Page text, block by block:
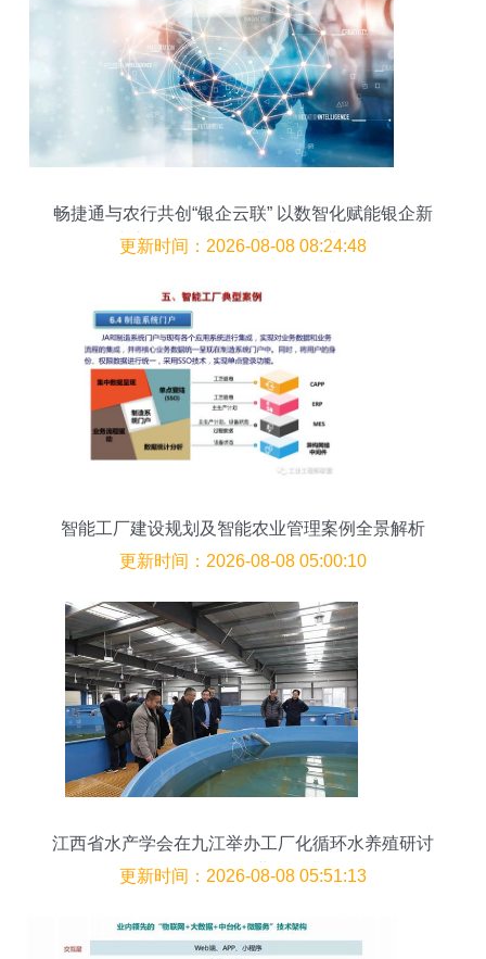
畅捷通与农行共创“银企云联” 以数智化赋能银企新
生态，驱动智能农业管理再进一步
更新时间：2026-08-08 08:24:48
智能工厂建设规划及智能农业管理案例全景解析
更新时间：2026-08-08 05:00:10
江西省水产学会在九江举办工厂化循环水养殖研讨
会 推动智能农业管理升级
更新时间：2026-08-08 05:51:13